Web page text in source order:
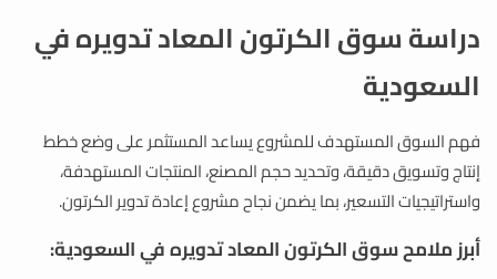
دراسة سوق الكرتون المعاد تدويره في
السعودية
فهم السوق المستهدف للمشروع يساعد المستثمر على وضع خطط
إنتاج وتسويق دقيقة، وتحديد حجم المصنع، المنتجات المستهدفة،
واستراتيجيات التسعير، بما يضمن نجاح مشروع إعادة تدوير الكرتون.
أبرز ملامح سوق الكرتون المعاد تدويره في السعودية: